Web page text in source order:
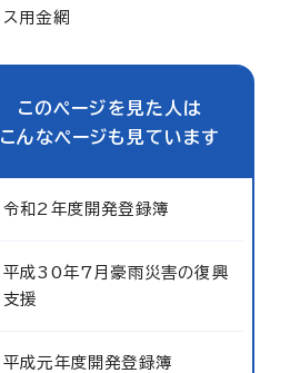
ス用金網
このページを見た人は
こんなページも見ています
令和2年度開発登録簿
平成30年7月豪雨災害の復興
支援
平成元年度開発登録簿